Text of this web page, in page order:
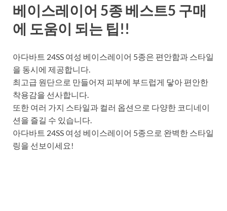
베이스레이어 5종 베스트5 구매
에 도움이 되는 팁!!
아다바트 24SS 여성 베이스레이어 5종은 편안함과 스타일
을 동시에 제공합니다.
최고급 원단으로 만들어져 피부에 부드럽게 닿아 편안한
착용감을 선사합니다.
또한 여러 가지 스타일과 컬러 옵션으로 다양한 코디네이
션을 즐길 수 있습니다.
아다바트 24SS 여성 베이스레이어 5종으로 완벽한 스타일
링을 선보이세요!